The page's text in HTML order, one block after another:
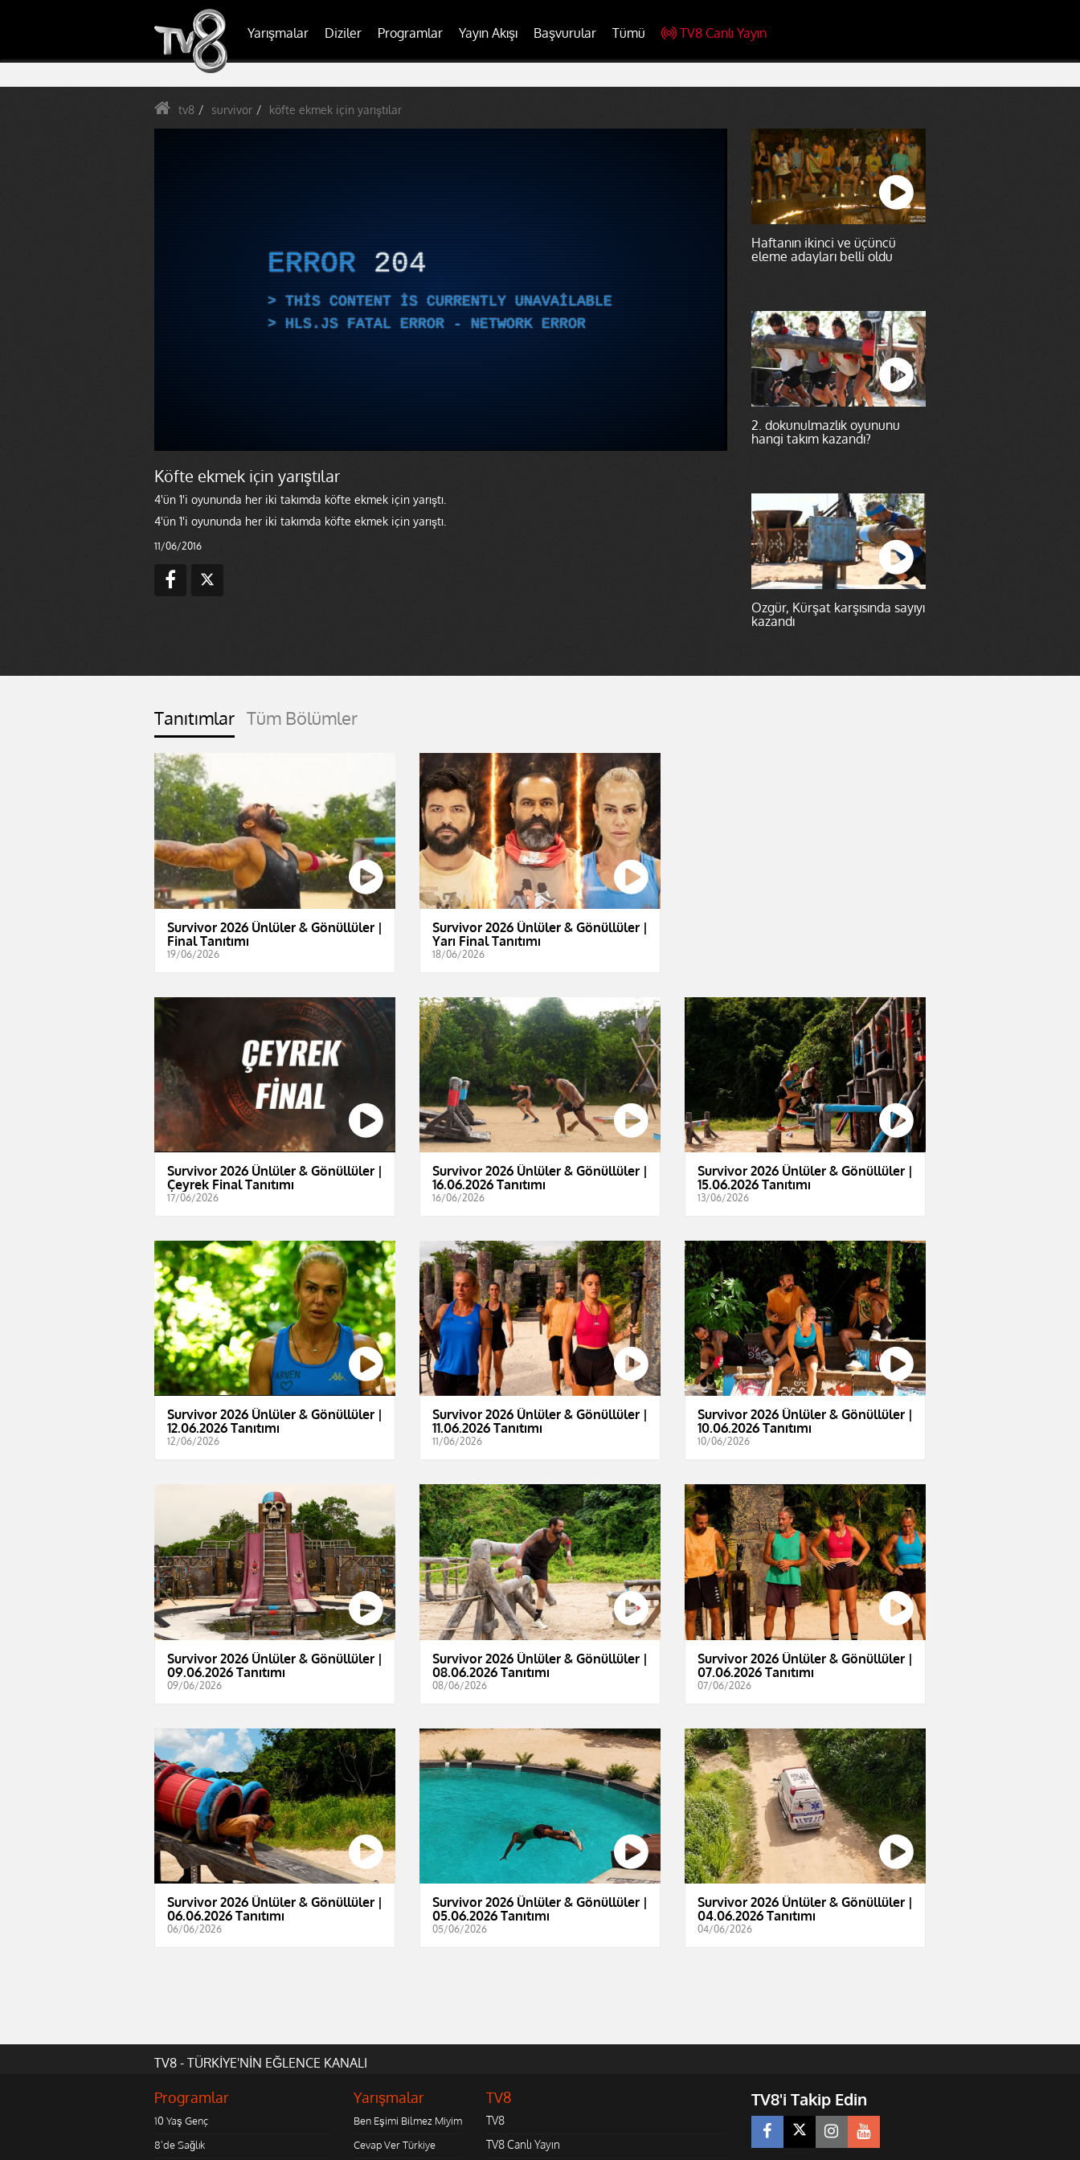
Yarışmalar Diziler Programlar Yayın Akışı Başvurular Tümü TV8 Canlı Yayın
tv8 survivor köfte ekmek için yarıştılar
ERROR 204
THIS CONTENT IS CURRENTLY UNAVAILABLE
HLS.JS FATAL ERROR - NETWORK ERROR
Köfte ekmek için yarıştılar
4'ün 1'i oyununda her iki takımda köfte ekmek için yarıştı.
4'ün 1'i oyununda her iki takımda köfte ekmek için yarıştı.
11/06/2016
Haftanın ikinci ve üçüncü
eleme adayları belli oldu
2. dokunulmazlık oyununu
hangi takım kazandı?
Özgür, Kürşat karşısında sayıyı
kazandı
Tanıtımlar Tüm Bölümler
Survivor 2026 Ünlüler & Gönüllüler |
Final Tanıtımı
19/06/2026
Survivor 2026 Ünlüler & Gönüllüler |
Yarı Final Tanıtımı
18/06/2026
Survivor 2026 Ünlüler & Gönüllüler |
Çeyrek Final Tanıtımı
17/06/2026
Survivor 2026 Ünlüler & Gönüllüler |
16.06.2026 Tanıtımı
16/06/2026
Survivor 2026 Ünlüler & Gönüllüler |
15.06.2026 Tanıtımı
13/06/2026
Survivor 2026 Ünlüler & Gönüllüler |
12.06.2026 Tanıtımı
12/06/2026
Survivor 2026 Ünlüler & Gönüllüler |
11.06.2026 Tanıtımı
11/06/2026
Survivor 2026 Ünlüler & Gönüllüler |
10.06.2026 Tanıtımı
10/06/2026
Survivor 2026 Ünlüler & Gönüllüler |
09.06.2026 Tanıtımı
09/06/2026
Survivor 2026 Ünlüler & Gönüllüler |
08.06.2026 Tanıtımı
08/06/2026
Survivor 2026 Ünlüler & Gönüllüler |
07.06.2026 Tanıtımı
07/06/2026
Survivor 2026 Ünlüler & Gönüllüler |
06.06.2026 Tanıtımı
06/06/2026
Survivor 2026 Ünlüler & Gönüllüler |
05.06.2026 Tanıtımı
05/06/2026
Survivor 2026 Ünlüler & Gönüllüler |
04.06.2026 Tanıtımı
04/06/2026
TV8 - TÜRKİYE'NİN EĞLENCE KANALI
Programlar
10 Yaş Genç
8'de Sağlık
Yarışmalar
Ben Eşimi Bilmez Miyim
Cevap Ver Türkiye
TV8
TV8
TV8 Canlı Yayın
TV8'i Takip Edin